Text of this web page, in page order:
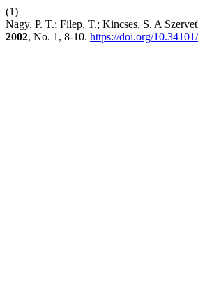
(1)
Nagy, P. T.; Filep, T.; Kincses, S. A
2002, No. 1, 8-10. https://doi.org/